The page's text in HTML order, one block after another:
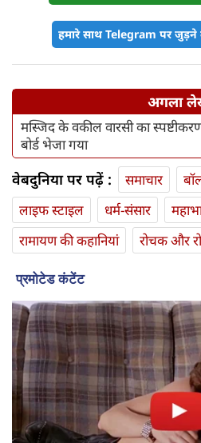
हमारे साथ Telegram पर
अगला
मस्जिद के वकील वारसी का
बोर्ड भेजा गया
वेबदुनिया पर पढ़ें : समाचार
लाइफ स्‍टाइल
धर्म-संसार
रामायण की कहानियां
रोचक और